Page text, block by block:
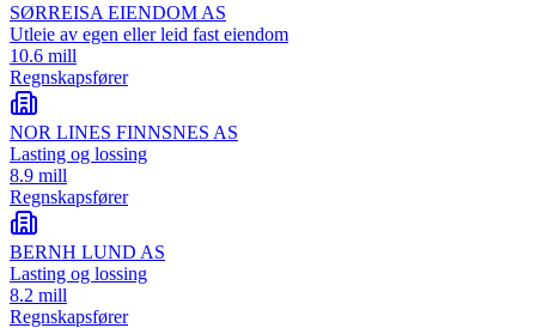
SØRREISA EIENDOM AS
Utleie av egen eller leid fast eiendom
10.6 mill
Regnskapsfører
NOR LINES FINNSNES AS
Lasting og lossing
8.9 mill
Regnskapsfører
BERNH LUND AS
Lasting og lossing
8.2 mill
Regnskapsfører